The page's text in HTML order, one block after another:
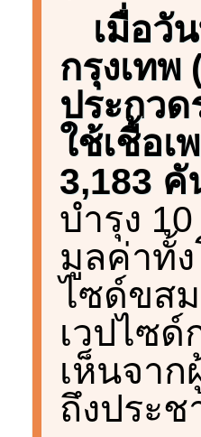
เมื่อวั
กรุงเทพ
ประกวด
ใช้เชื้อเ
3,183 คั
บำรุง
มูลค่าทั้ง
ไซด์ขสม
เวปไซ
เห็นจา
ถึงประ